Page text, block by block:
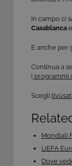
In campo ci
Casablanca e
E anche per
Continua a
i programmi
Scegli tivùsat
Mondiali
UEFA
Dove